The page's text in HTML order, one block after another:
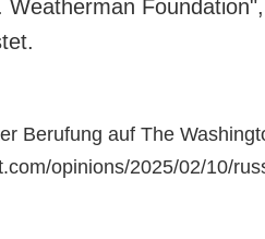
Weatherman
Berufung auf The
opinions/2025/02/10/